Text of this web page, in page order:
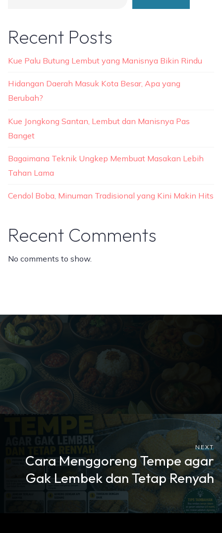
Recent Posts
Kue Palu Butung Lembut yang Manisnya Bikin Rindu
Hidangan Daerah Masuk Kota Besar, Apa yang
Berubah?
Kue Jongkong Santan, Lembut dan Manisnya Pas
Banget
Bagaimana Teknik Ungkep Membuat Masakan Lebih
Tahan Lama
Cendol Boba, Minuman Tradisional yang Kini Makin Hits
Recent Comments
No comments to show.
NEXT
Cara Menggoreng Tempe agar
Gak Lembek dan Tetap Renyah